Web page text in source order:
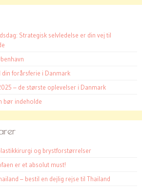
Strategisk selvledelse er din vej til
forårsferie i Danmark
– de største oplevelser i Danmark
bør indeholde
og brystforstørrelser
er et absolut must!
– bestil en dejlig rejse til Thailand